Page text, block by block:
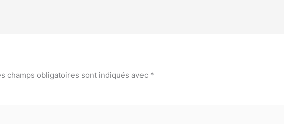
champs obligatoires sont indiqués avec *